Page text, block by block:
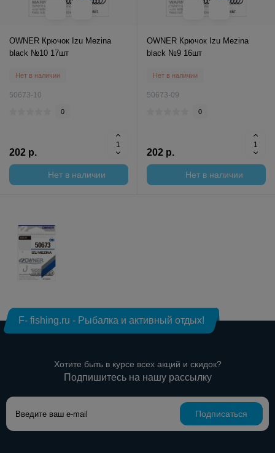
OWNER Крючок Izu Mezina
black №10 17шт
Нет в наличии
50673-10
0
202 р.
Нет в наличии
OWNER Крючок Izu Mezina
black №9 16шт
Нет в наличии
50673-09
0
202 р.
Нет в наличии
F- fishing.ru - Рыбалка и активный отдых!
Хотите быть в курсе всех акций и скидок?
Подпишитесь на нашу рассылку
Подписаться